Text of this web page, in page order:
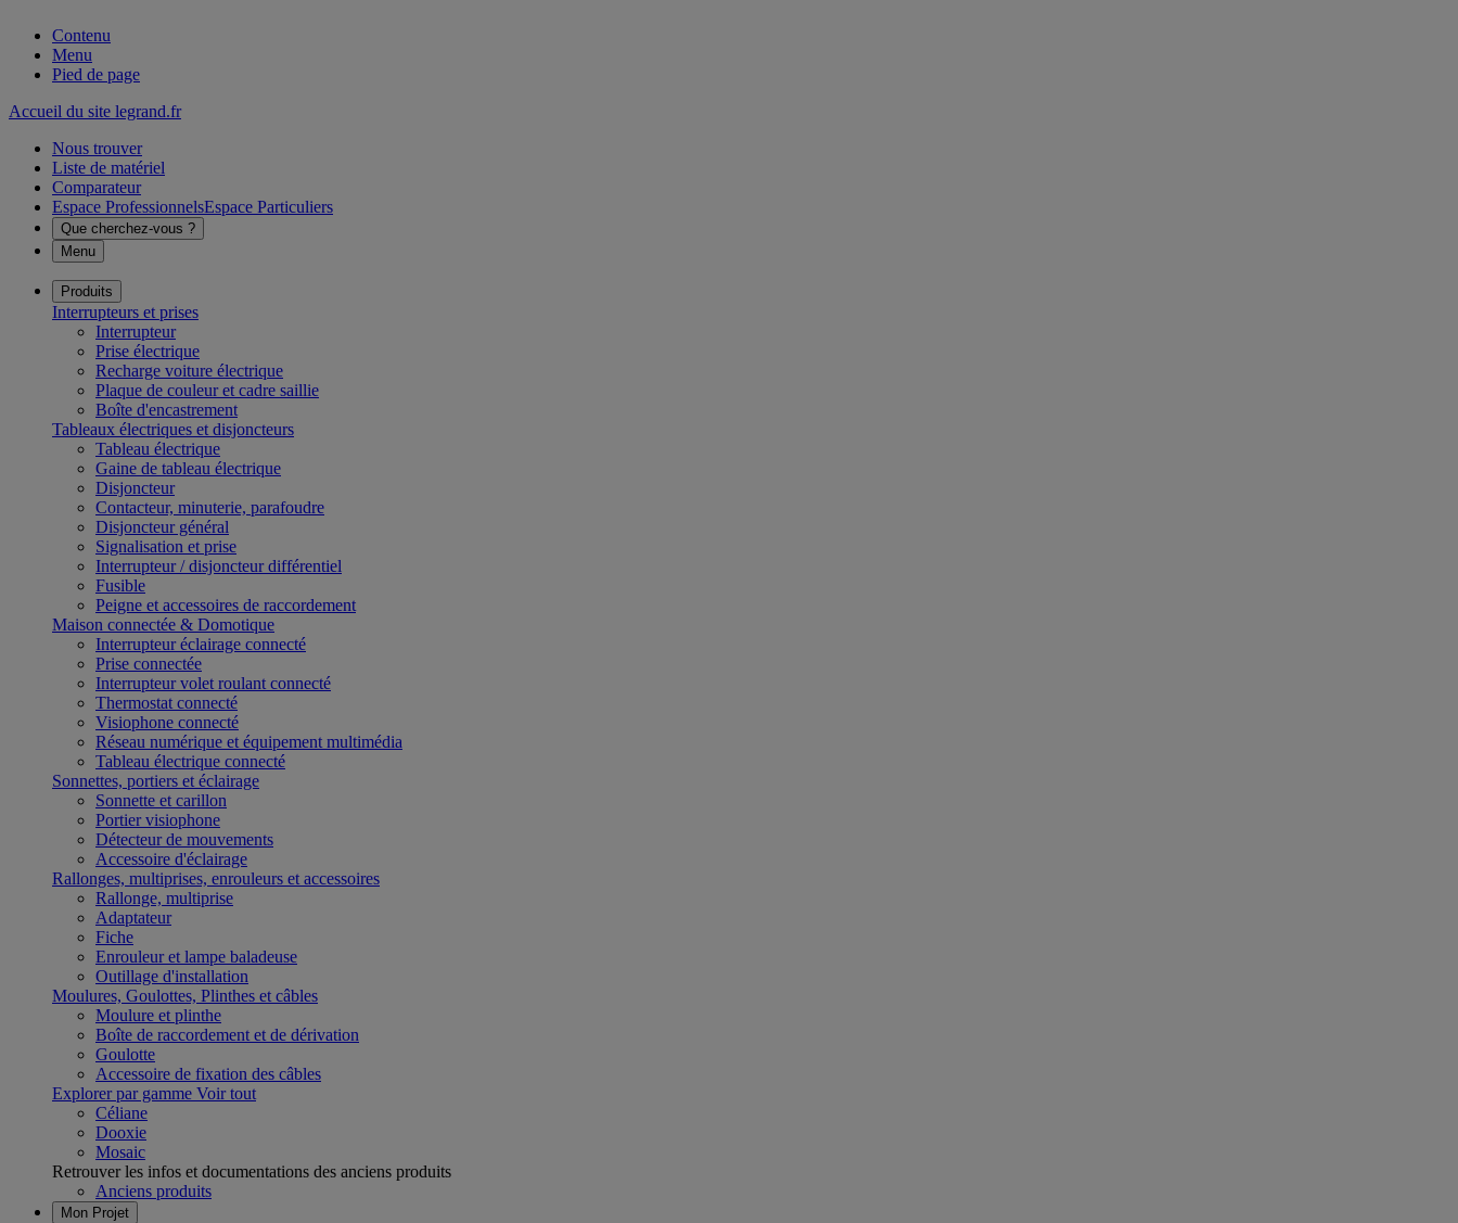
Contenu
Menu
Pied de page
Accueil du site legrand.fr
Nous trouver
Liste de matériel
Comparateur
Espace ProfessionnelsEspace Particuliers
Que cherchez-vous ?
Menu
Produits
Interrupteurs et prises
Interrupteur
Prise électrique
Recharge voiture électrique
Plaque de couleur et cadre saillie
Boîte d'encastrement
Tableaux électriques et disjoncteurs
Tableau électrique
Gaine de tableau électrique
Disjoncteur
Contacteur, minuterie, parafoudre
Disjoncteur général
Signalisation et prise
Interrupteur / disjoncteur différentiel
Fusible
Peigne et accessoires de raccordement
Maison connectée & Domotique
Interrupteur éclairage connecté
Prise connectée
Interrupteur volet roulant connecté
Thermostat connecté
Visiophone connecté
Réseau numérique et équipement multimédia
Tableau électrique connecté
Sonnettes, portiers et éclairage
Sonnette et carillon
Portier visiophone
Détecteur de mouvements
Accessoire d'éclairage
Rallonges, multiprises, enrouleurs et accessoires
Rallonge, multiprise
Adaptateur
Fiche
Enrouleur et lampe baladeuse
Outillage d'installation
Moulures, Goulottes, Plinthes et câbles
Moulure et plinthe
Boîte de raccordement et de dérivation
Goulotte
Accessoire de fixation des câbles
Explorer par gamme Voir tout
Céliane
Dooxie
Mosaic
Retrouver les infos et documentations des anciens produits
Anciens produits
Mon Projet